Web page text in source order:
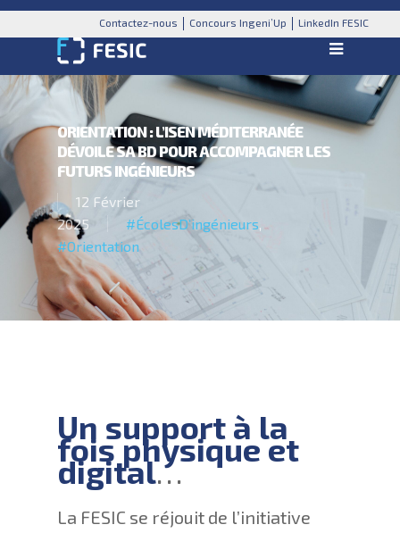
Contactez-nous Concours Ingeni’Up LinkedIn FESIC
ORIENTATION : L’ISEN MÉDITERRANÉE
DÉVOILE SA BD POUR ACCOMPAGNER LES
FUTURS INGÉNIEURS
12 Février
2025
#ÉcolesD’ingénieurs,
#Orientation
Un support à la
fois physique et
digital…
La FESIC se réjouit de l’initiative